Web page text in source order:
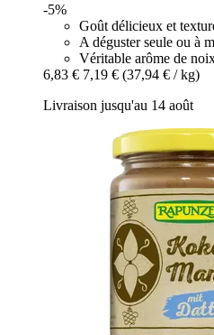
-5%
Goût délicieux et
A déguster seule ou à
Véritable arôme de
6,83 € 7,19 € (37,94 € / kg)
Livraison jusqu'au 14 août